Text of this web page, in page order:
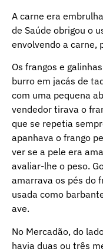
A carne era
de Saúde obrigou o
envolvendo a carne,
Os frangos e
burro em jacás de
com uma pequena
vendedor tirava o
que se repetia
apanhava o frango
ver se a pele era
avaliar-lhe o peso.
amarrava os pés do
usada como
ave.
No Mercadão, do
havia duas ou três